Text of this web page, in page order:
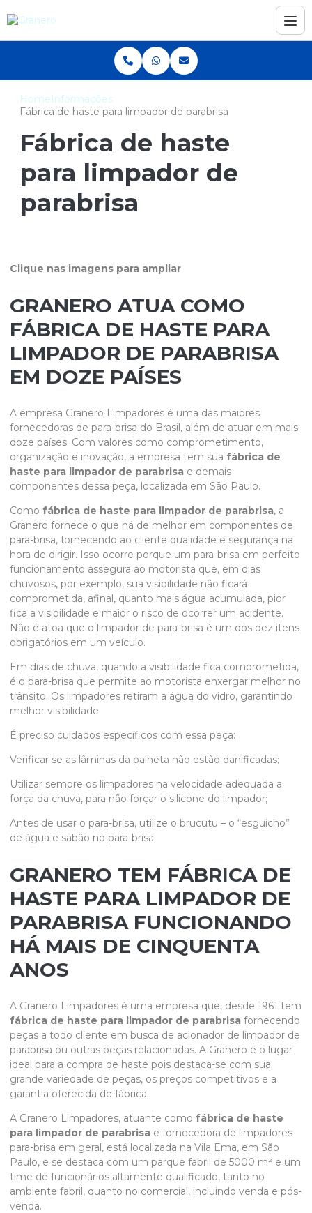
HomeInformações
Fábrica de haste para limpador de parabrisa
Fábrica de haste
para limpador de
parabrisa
Clique nas imagens para ampliar
GRANERO ATUA COMO
FÁBRICA DE HASTE PARA
LIMPADOR DE PARABRISA
EM DOZE PAÍSES
A empresa Granero Limpadores é uma das maiores
fornecedoras de para-brisa do Brasil, além de atuar em mais
doze países. Com valores como comprometimento,
organização e inovação, a empresa tem sua fábrica de
haste para limpador de parabrisa e demais
componentes dessa peça, localizada em São Paulo.
Como fábrica de haste para limpador de parabrisa, a
Granero fornece o que há de melhor em componentes de
para-brisa, fornecendo ao cliente qualidade e segurança na
hora de dirigir. Isso ocorre porque um para-brisa em perfeito
funcionamento assegura ao motorista que, em dias
chuvosos, por exemplo, sua visibilidade não ficará
comprometida, afinal, quanto mais água acumulada, pior
fica a visibilidade e maior o risco de ocorrer um acidente.
Não é atoa que o limpador de para-brisa é um dos dez itens
obrigatórios em um veículo.
Em dias de chuva, quando a visibilidade fica comprometida,
é o para-brisa que permite ao motorista enxergar melhor no
trânsito. Os limpadores retiram a água do vidro, garantindo
melhor visibilidade.
É preciso cuidados específicos com essa peça:
Verificar se as lâminas da palheta não estão danificadas;
Utilizar sempre os limpadores na velocidade adequada a
força da chuva, para não forçar o silicone do limpador;
Antes de usar o para-brisa, utilize o brucutu – o “esguicho”
de água e sabão no para-brisa.
GRANERO TEM FÁBRICA DE
HASTE PARA LIMPADOR DE
PARABRISA FUNCIONANDO
HÁ MAIS DE CINQUENTA
ANOS
A Granero Limpadores é uma empresa que, desde 1961 tem
fábrica de haste para limpador de parabrisa fornecendo
peças a todo cliente em busca de acionador de limpador de
parabrisa ou outras peças relacionadas. A Granero é o lugar
ideal para a compra de haste pois destaca-se com sua
grande variedade de peças, os preços competitivos e a
garantia oferecida de fábrica.
A Granero Limpadores, atuante como fábrica de haste
para limpador de parabrisa e fornecedora de limpadores
para-brisa em geral, está localizada na Vila Ema, em São
Paulo, e se destaca com um parque fabril de 5000 m² e um
time de funcionários altamente qualificado, tanto no
ambiente fabril, quanto no comercial, incluindo venda e pós-
venda.